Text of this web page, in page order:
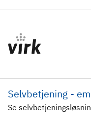
Selvbetjening -
Se